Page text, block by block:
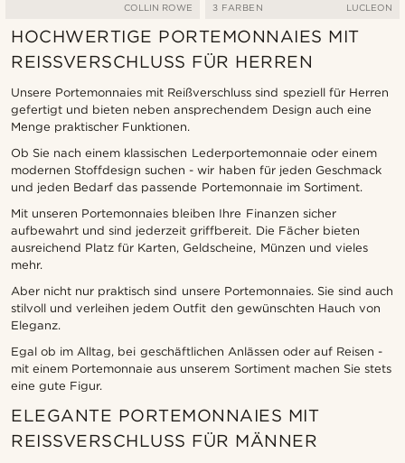
COLLIN ROWE 3 FARBEN LUCLEON
HOCHWERTIGE PORTEMONNAIES MIT
REISSVERSCHLUSS FÜR HERREN
Unsere Portemonnaies mit Reißverschluss sind speziell für Herren
gefertigt und bieten neben ansprechendem Design auch eine
Menge praktischer Funktionen.
Ob Sie nach einem klassischen Lederportemonnaie oder einem
modernen Stoffdesign suchen - wir haben für jeden Geschmack
und jeden Bedarf das passende Portemonnaie im Sortiment.
Mit unseren Portemonnaies bleiben Ihre Finanzen sicher
aufbewahrt und sind jederzeit griffbereit. Die Fächer bieten
ausreichend Platz für Karten, Geldscheine, Münzen und vieles
mehr.
Aber nicht nur praktisch sind unsere Portemonnaies. Sie sind auch
stilvoll und verleihen jedem Outfit den gewünschten Hauch von
Eleganz.
Egal ob im Alltag, bei geschäftlichen Anlässen oder auf Reisen -
mit einem Portemonnaie aus unserem Sortiment machen Sie stets
eine gute Figur.
ELEGANTE PORTEMONNAIES MIT
REISSVERSCHLUSS FÜR MÄNNER